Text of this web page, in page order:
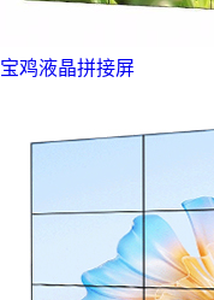
宝鸡液晶拼接屏